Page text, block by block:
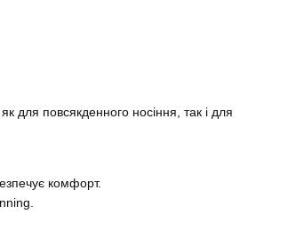
для повсякденного носіння, так і для
комфорт.